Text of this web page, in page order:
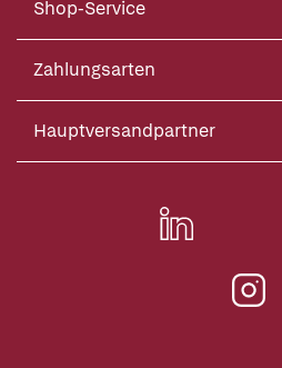
Shop-Service
Zahlungsarten
Hauptversandpartner